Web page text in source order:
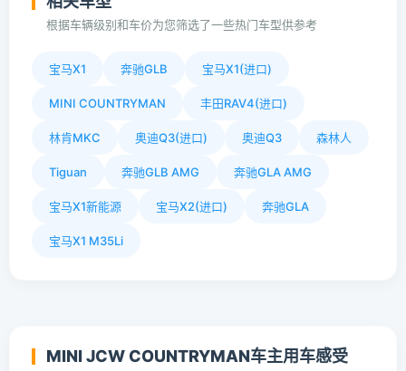
根据车辆级别和车价为您筛选了一些热门车型供参考
宝马X1 奔驰GLB 宝马X1(进口)
MINI COUNTRYMAN 丰田RAV4(进口)
林肯MKC 奥迪Q3(进口) 奥迪Q3 森林人
Tiguan 奔驰GLB AMG 奔驰GLA AMG
宝马X1新能源 宝马X2(进口) 奔驰GLA
宝马X1 M35Li
MINI JCW COUNTRYMAN车主用车感受